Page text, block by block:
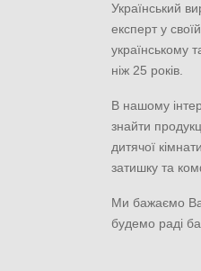
Український
експерт у
українському
ніж 25 років.
В нашому
знайти
дитячої
затишку та
Ми бажаємо
будемо раді